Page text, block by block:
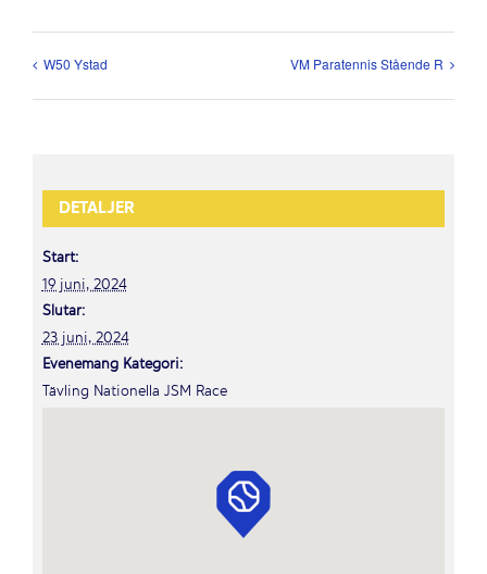
W50 Ystad VM Paratennis Stående R
DETALJER
Start:
19 juni, 2024
Slutar:
23 juni, 2024
Evenemang Kategori:
Tävling Nationella JSM Race